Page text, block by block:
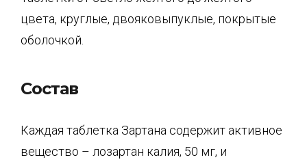
цвета, круглые, двояковыпуклые, покрытые
оболочкой.
Состав
Каждая таблетка Зартана содержит активное
вещество – лозартан калия, 50 мг, и